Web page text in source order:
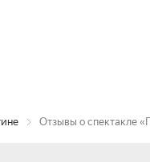
Отзывы о спектакле